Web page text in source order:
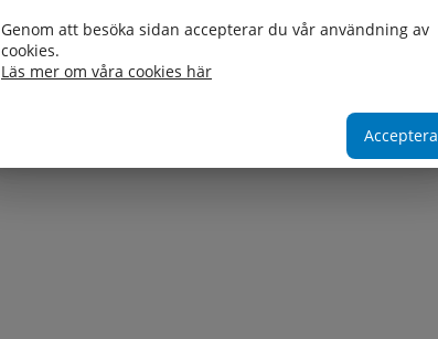
Genom att besöka sidan accepterar du vår användning av
cookies.
Läs mer om våra cookies här
Acceptera